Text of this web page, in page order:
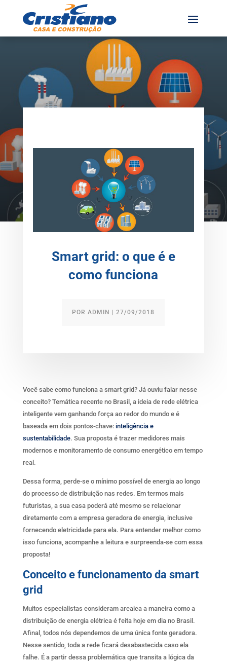
Smart grid: o que é e
como funciona
PORADMIN |27/09/2018
Você sabe como funciona a smart grid? Já ouviu falar nesse
conceito? Temática recente no Brasil, a ideia de rede elétrica
inteligente vem ganhando força ao redor do mundo e é
baseada em dois pontos-chave: inteligência e
sustentabilidade. Sua proposta é trazer medidores mais
modernos e monitoramento de consumo energético em tempo
real.
Dessa forma, perde-se o mínimo possível de energia ao longo
do processo de distribuição nas redes. Em termos mais
futuristas, a sua casa poderá até mesmo se relacionar
diretamente com a empresa geradora de energia, inclusive
fornecendo eletricidade para ela. Para entender melhor como
isso funciona, acompanhe a leitura e surpreenda-se com essa
proposta!
Conceito e funcionamento da smart
grid
Muitos especialistas consideram arcaica a maneira como a
distribuição de energia elétrica é feita hoje em dia no Brasil.
Afinal, todos nós dependemos de uma única fonte geradora.
Nesse sentido, toda a rede ficará desabastecida caso ela
falhe. É a partir dessa problemática que transita a lógica da